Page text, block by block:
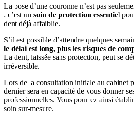
La pose d’une couronne n’est pas
: c’est un soin de protection essentiel
dent déjà affaiblie.
S’il est possible d’attendre quelques
le délai est long, plus les risques de
La dent, laissée sans protection, peut se
irréversible.
Lors de la consultation initiale au cabinet
dernier sera en capacité de vous donner
professionnelles. Vous pourrez ainsi
soin sur-mesure.